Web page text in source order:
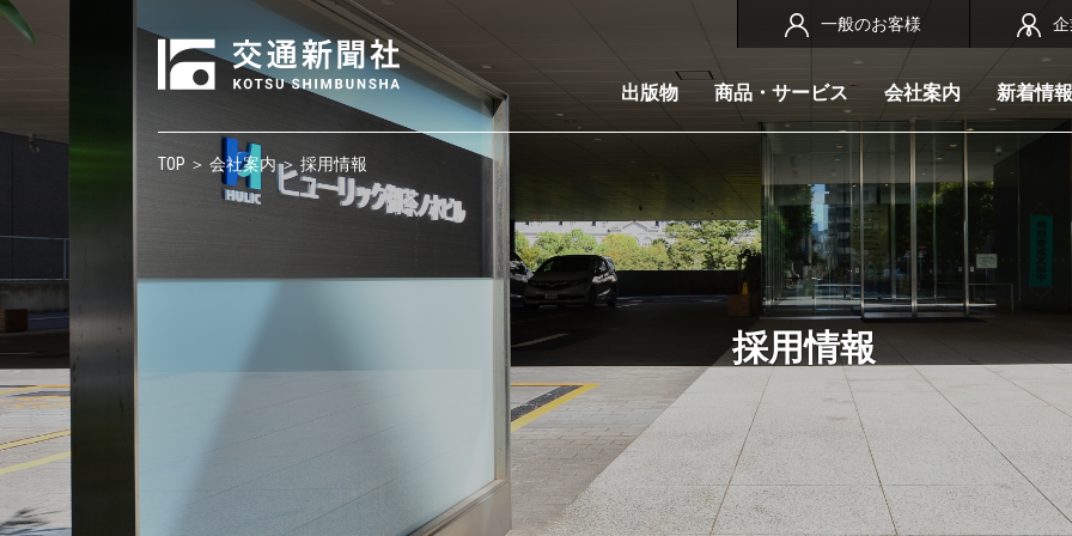
出版物 商品・サービス 会社案内 新着情報
一般のお客様
TOP ＞ 会社案内＞ 採用情報
採用情報